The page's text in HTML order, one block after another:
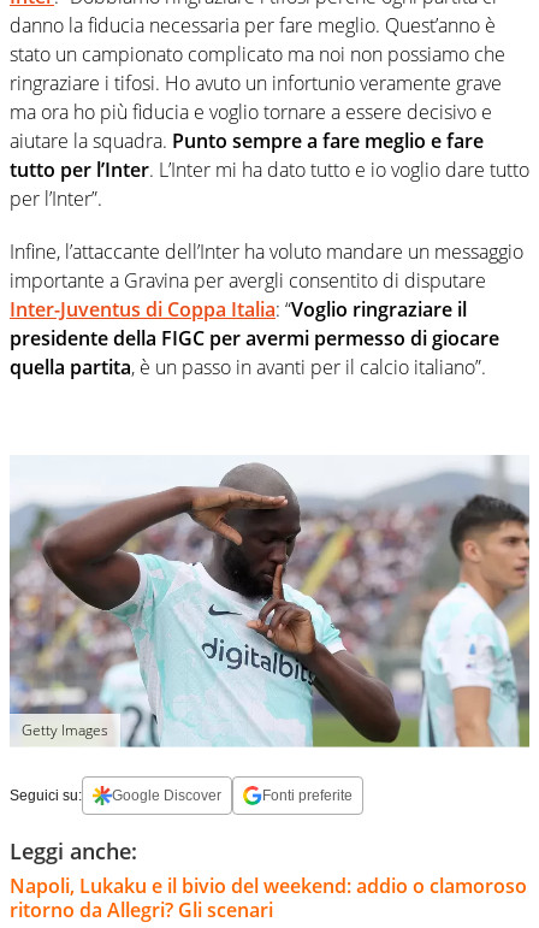
danno la fiducia necessaria per fare meglio. Quest’anno è
stato un campionato complicato ma noi non possiamo che
ringraziare i tifosi. Ho avuto un infortunio veramente grave
ma ora ho più fiducia e voglio tornare a essere decisivo e
aiutare la squadra. Punto sempre a fare meglio e fare
tutto per l’Inter. L’Inter mi ha dato tutto e io voglio dare tutto
per l’Inter”.
Infine, l’attaccante dell’Inter ha voluto mandare un messaggio
importante a Gravina per avergli consentito di disputare
Inter-Juventus di Coppa Italia: “Voglio ringraziare il
presidente della FIGC per avermi permesso di giocare
quella partita, è un passo in avanti per il calcio italiano”.
Getty Images
Seguici su: Google Discover Fonti preferite
Leggi anche:
Napoli, Lukaku e il bivio del weekend: addio o clamoroso
ritorno da Allegri? Gli scenari